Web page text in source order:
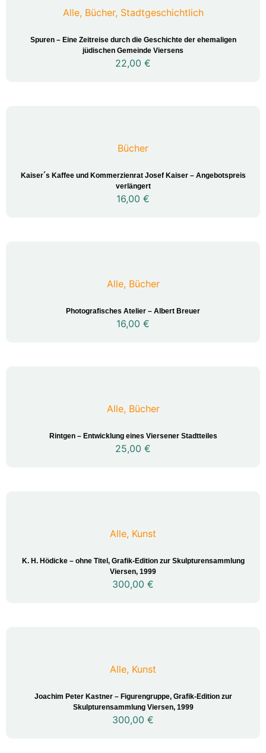
Alle, Bücher, Stadtgeschichtlich
Spuren – Eine Zeitreise durch die Geschichte der ehemaligen
jüdischen Gemeinde Viersens
22,00 €
Bücher
Kaiser´s Kaffee und Kommerzienrat Josef Kaiser – Angebotspreis
verlängert
16,00 €
Alle, Bücher
Photografisches Atelier – Albert Breuer
16,00 €
Alle, Bücher
Rintgen – Entwicklung eines Viersener Stadtteiles
25,00 €
Alle, Kunst
K. H. Hödicke – ohne Titel, Grafik-Edition zur Skulpturensammlung
Viersen, 1999
300,00 €
Alle, Kunst
Joachim Peter Kastner – Figurengruppe, Grafik-Edition zur
Skulpturensammlung Viersen, 1999
300,00 €